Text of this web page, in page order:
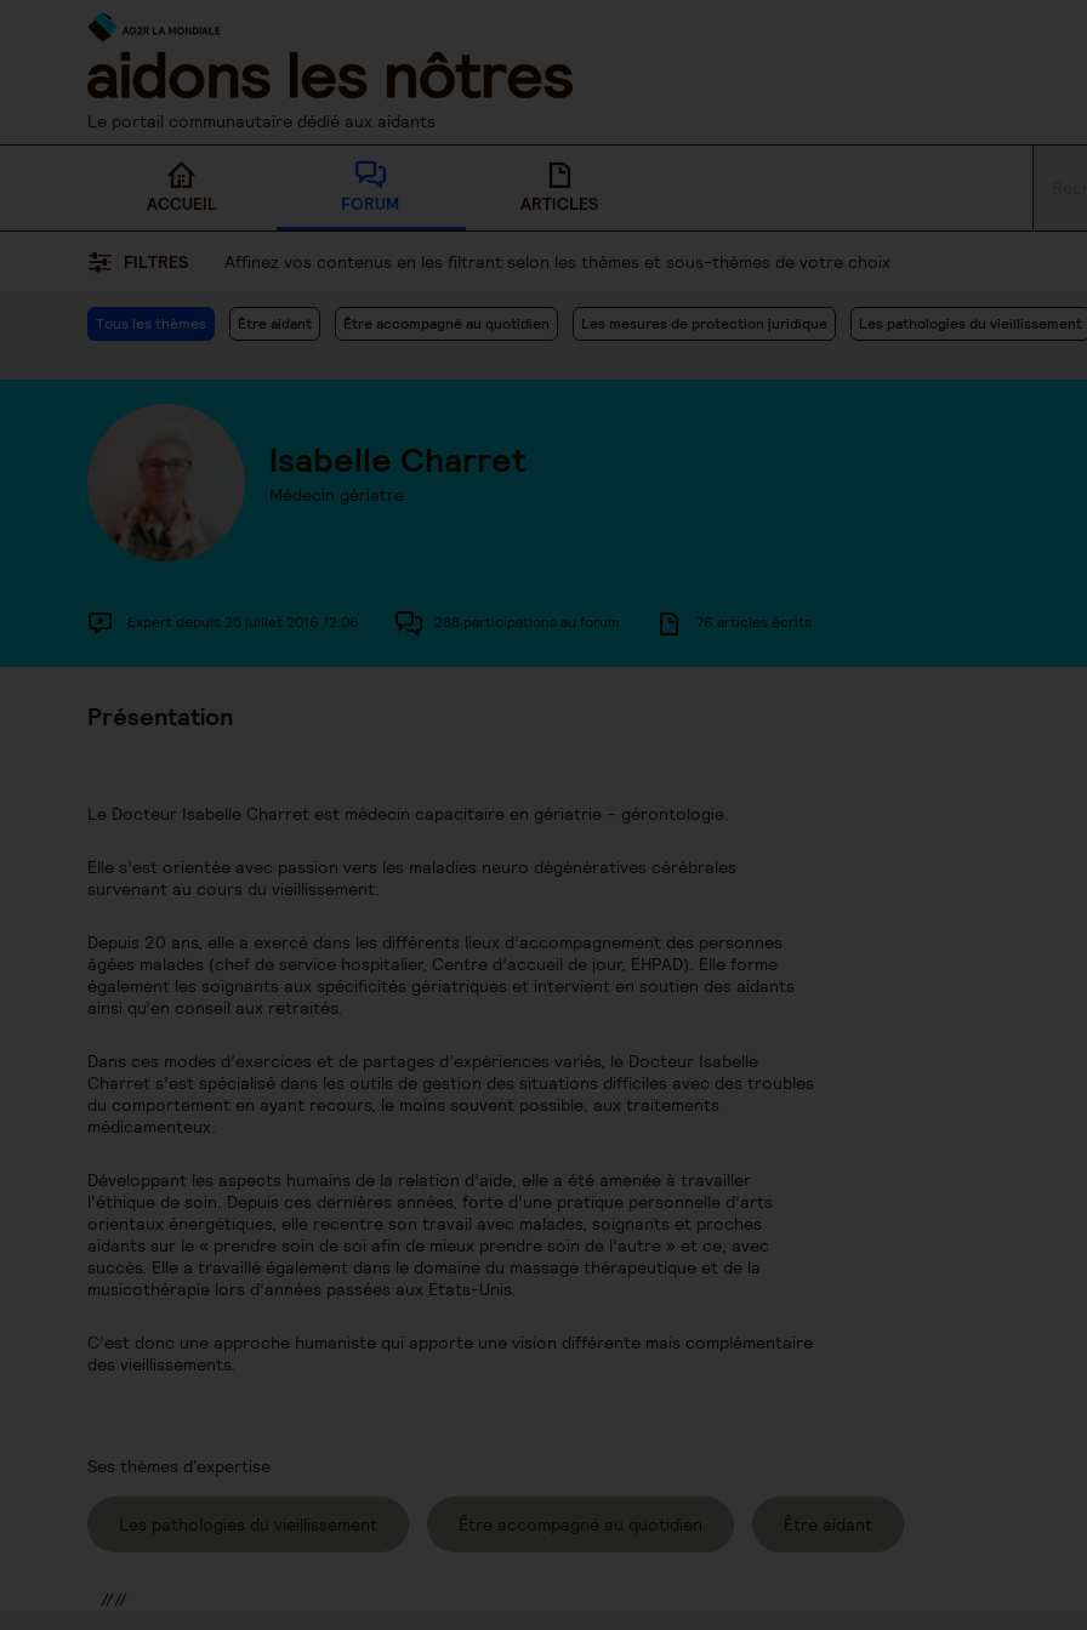
Le portail communautaire dédié aux aidants
ACCUEIL FORUM ARTICLES
FILTRES Affinez vos contenus en les filtrant selon les thèmes et sous-thèmes de votre choix
Tous les thèmes Être aidant Être accompagné au quotidien Les mesures de protection juridique Les pathologies du vieillissement
Isabelle Charret
Médecin gériatre
Expert depuis 25 juillet 2016 12:06 288 participations au forum 76 articles écrits
Présentation
Le Docteur Isabelle Charret est médecin capacitaire en gériatrie – gérontologie.
Elle s’est orientée avec passion vers les maladies neuro dégénératives cérébrales
survenant au cours du vieillissement.
Depuis 20 ans, elle a exercé dans les différents lieux d’accompagnement des personnes
âgées malades (chef de service hospitalier, Centre d’accueil de jour, EHPAD). Elle forme
également les soignants aux spécificités gériatriques et intervient en soutien des aidants
ainsi qu’en conseil aux retraités.
Dans ces modes d’exercices et de partages d’expériences variés, le Docteur Isabelle
Charret s’est spécialisé dans les outils de gestion des situations difficiles avec des troubles
du comportement en ayant recours, le moins souvent possible, aux traitements
médicamenteux.
Développant les aspects humains de la relation d’aide, elle a été amenée à travailler
l’éthique de soin. Depuis ces dernières années, forte d’une pratique personnelle d’arts
orientaux énergétiques, elle recentre son travail avec malades, soignants et proches
aidants sur le « prendre soin de soi afin de mieux prendre soin de l’autre » et ce, avec
succès. Elle a travaillé également dans le domaine du massage thérapeutique et de la
musicothérapie lors d’années passées aux Etats-Unis.
C’est donc une approche humaniste qui apporte une vision différente mais complémentaire
des vieillissements.
Ses thèmes d'expertise
Les pathologies du vieillissement Être accompagné au quotidien Être aidant
////